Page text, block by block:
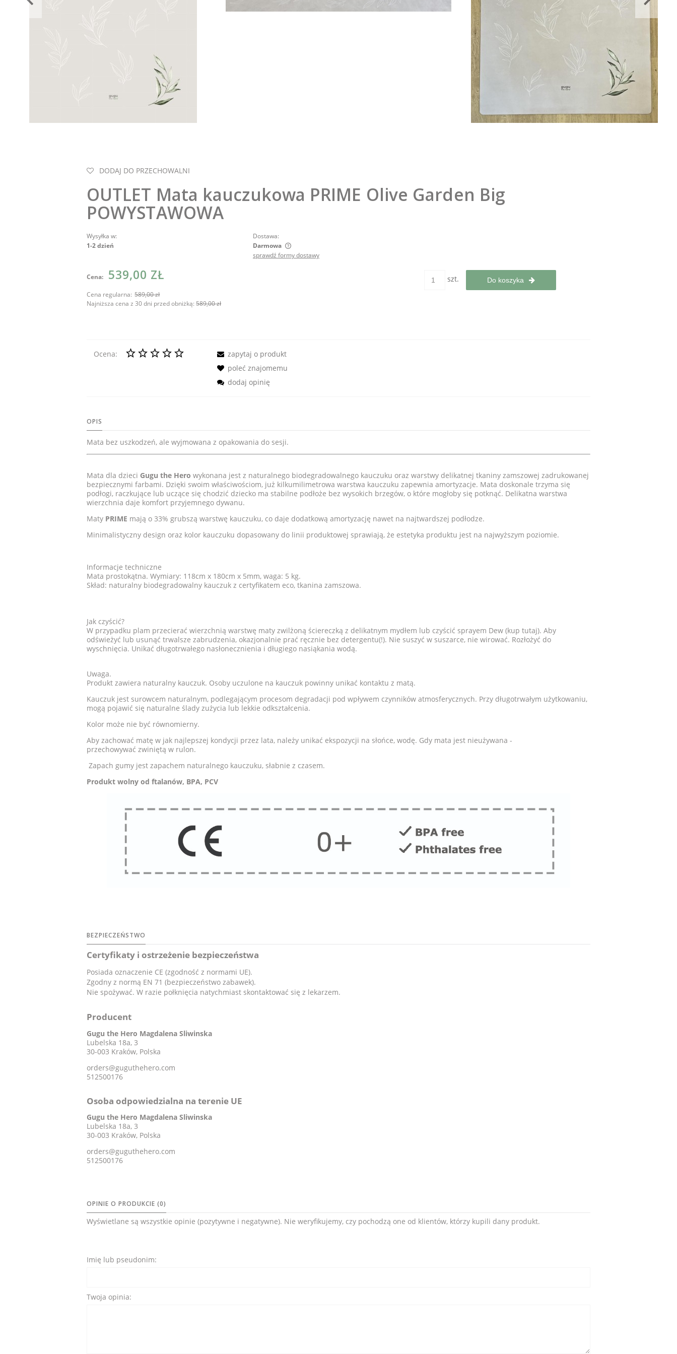
DODAJ DO PRZECHOWALNI
OUTLET Mata kauczukowa PRIME Olive Garden Big
POWYSTAWOWA
Wysyłka w:
1-2 dzień
Dostawa:
Darmowa
kosztów płatności
sprawdź formy dostawy
Cena: 539,00 ZŁ
Cena regularna: 589,00 zł
Najniższa cena z 30 dni przed obniżką: 589,00 zł
szt. Do koszyka
Ocena:
zapytaj o produkt
poleć znajomemu
dodaj opinię
OPIS
Mata bez uszkodzeń, ale wyjmowana z opakowania do sesji.
Mata dla dzieci Gugu the Hero wykonana jest z naturalnego biodegradowalnego kauczuku oraz warstwy delikatnej tkaniny zamszowej zadrukowanej
bezpiecznymi farbami. Dzięki swoim właściwościom, już kilkumilimetrowa warstwa kauczuku zapewnia amortyzacje. Mata doskonale trzyma się
podłogi, raczkujące lub uczące się chodzić dziecko ma stabilne podłoże bez wysokich brzegów, o które mogłoby się potknąć. Delikatna warstwa
wierzchnia daje komfort przyjemnego dywanu.
Maty PRIME mają o 33% grubszą warstwę kauczuku, co daje dodatkową amortyzację nawet na najtwardszej podłodze.
Minimalistyczny design oraz kolor kauczuku dopasowany do linii produktowej sprawiają, że estetyka produktu jest na najwyższym poziomie.
Informacje techniczne
Mata prostokątna. Wymiary: 118cm x 180cm x 5mm, waga: 5 kg.
Skład: naturalny biodegradowalny kauczuk z certyfikatem eco, tkanina zamszowa.
Jak czyścić?
W przypadku plam przecierać wierzchnią warstwę maty zwilżoną ściereczką z delikatnym mydłem lub czyścić sprayem Dew (kup tutaj). Aby
odświeżyć lub usunąć trwalsze zabrudzenia, okazjonalnie prać ręcznie bez detergentu(!). Nie suszyć w suszarce, nie wirować. Rozłożyć do
wyschnięcia. Unikać długotrwałego nasłonecznienia i długiego nasiąkania wodą.
Uwaga.
Produkt zawiera naturalny kauczuk. Osoby uczulone na kauczuk powinny unikać kontaktu z matą.
Kauczuk jest surowcem naturalnym, podlegającym procesom degradacji pod wpływem czynników atmosferycznych. Przy długotrwałym użytkowaniu,
mogą pojawić się naturalne ślady zużycia lub lekkie odkształcenia.
Kolor może nie być równomierny.
Aby zachować matę w jak najlepszej kondycji przez lata, należy unikać ekspozycji na słońce, wodę. Gdy mata jest nieużywana -
przechowywać zwiniętą w rulon.
Zapach gumy jest zapachem naturalnego kauczuku, słabnie z czasem.
Produkt wolny od ftalanów, BPA, PCV
BEZPIECZEŃSTWO
Certyfikaty i ostrzeżenie bezpieczeństwa
Posiada oznaczenie CE (zgodność z normami UE).
Zgodny z normą EN 71 (bezpieczeństwo zabawek).
Nie spożywać. W razie połknięcia natychmiast skontaktować się z lekarzem.
Producent
Gugu the Hero Magdalena Sliwinska
Lubelska 18a, 3
30-003 Kraków, Polska
orders@guguthehero.com
512500176
Osoba odpowiedzialna na terenie UE
Gugu the Hero Magdalena Sliwinska
Lubelska 18a, 3
30-003 Kraków, Polska
orders@guguthehero.com
512500176
OPINIE O PRODUKCIE (0)
Wyświetlane są wszystkie opinie (pozytywne i negatywne). Nie weryfikujemy, czy pochodzą one od klientów, którzy kupili dany produkt.
Imię lub pseudonim:
Twoja opinia: